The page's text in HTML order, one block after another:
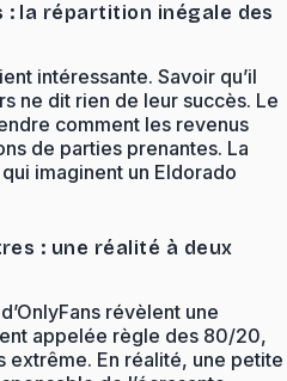
: la répartition inégale des
intéressante. Savoir qu’il
ne dit rien de leur succès. Le
comment les revenus
de parties prenantes. La
imaginent un Eldorado
: une réalité à deux
révèlent une
appelée règle des 80/20,
extrême. En réalité, une petite